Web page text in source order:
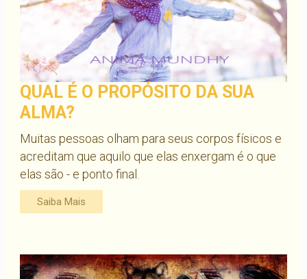
QUAL É O PROPÓSITO DA SUA
ALMA?
Muitas pessoas olham para seus corpos físicos e
acreditam que aquilo que elas enxergam é o que
elas são - e ponto final.
Saiba Mais